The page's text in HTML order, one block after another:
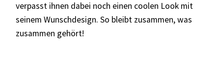
verpasst ihnen dabei noch einen coolen Look mit
seinem Wunschdesign. So bleibt zusammen, was
zusammen gehört!